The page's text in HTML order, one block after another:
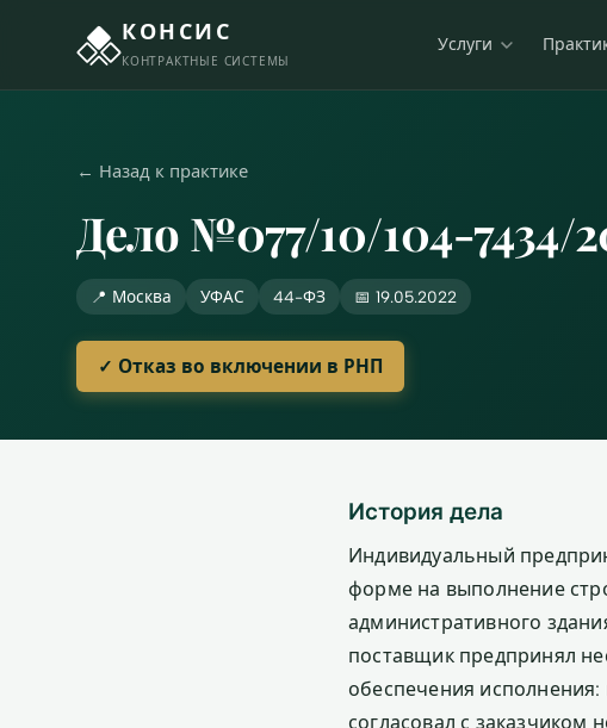
КОНСИС
КОНТРАКТНЫЕ СИСТЕМЫ
Услуги
← Назад к практике
Дело №077/10/104-7434/
📍 Москва УФАС 44-ФЗ 📅 19.05.2022
✓ Отказ во включении в РНП
История дела
Индивидуальный
форме на выполнение
административного
поставщик предпринял
обеспечения исполнения:
согласовал с заказчиком